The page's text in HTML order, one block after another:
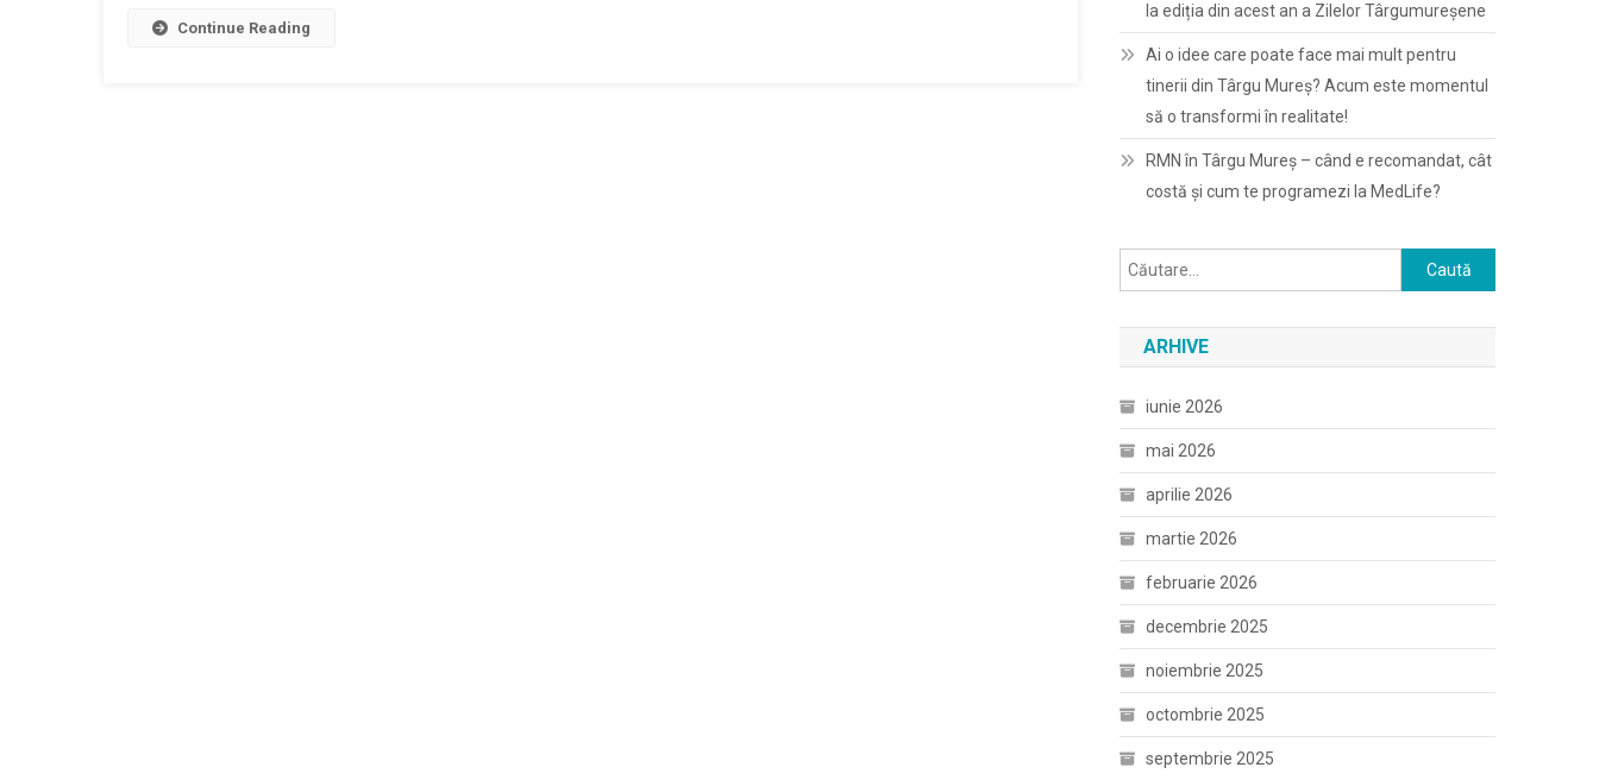
Continue Reading
la ediția din acest an a Zilelor Târgumureșene
Ai o idee care poate face mai mult pentru
tinerii din Târgu Mureș? Acum este momentul
să o transformi în realitate!
RMN în Târgu Mureș – când e recomandat, cât
costă și cum te programezi la MedLife?
Caută
după:
ARHIVE
iunie 2026
mai 2026
aprilie 2026
martie 2026
februarie 2026
decembrie 2025
noiembrie 2025
octombrie 2025
septembrie 2025